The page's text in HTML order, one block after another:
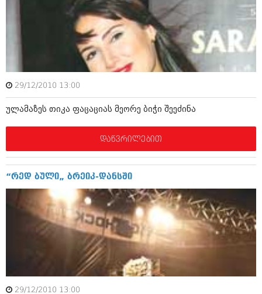
პოლიტიკა
ინტერვიუები
საზოგადოება
მოდი, ვილაპარაკოთ
მოდა + დიზაინი
რელიგია
მედიცინა
ინტერვიუები
საზოგადოება
მოდი, ვილაპარაკოთ
მედიცინა
სპორტი
კადრს მიღმა
კულინარია
ბელადები
29/12/2010 13:00
ულამაზეს თიკა ფაცაციას მეორე ბიჭი შეეძინა
დაწვრილებით
“რედ ბული„ ბრეიკ-დანსში
29/12/2010 13:00